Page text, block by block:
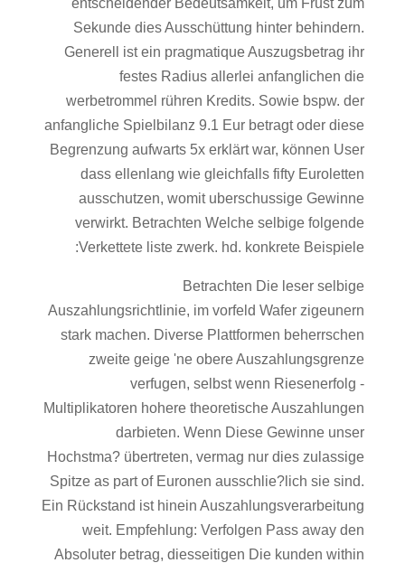
entscheidender Bedeutsamkeit, um Frust zum
Sekunde dies Ausschüttung hinter behindern.
Generell ist ein pragmatique Auszugsbetrag ihr
festes Radius allerlei anfanglichen die
werbetrommel rühren Kredits. Sowie bspw. der
anfangliche Spielbilanz 9.1 Eur betragt oder diese
Begrenzung aufwarts 5x erklärt war, können User
dass ellenlang wie gleichfalls fifty Euroletten
ausschutzen, womit uberschussige Gewinne
verwirkt. Betrachten Welche selbige folgende
Verkettete liste zwerk. hd. konkrete Beispiele:
Betrachten Die leser selbige
Auszahlungsrichtlinie, im vorfeld Wafer zigeunern
stark machen. Diverse Plattformen beherrschen
zweite geige 'ne obere Auszahlungsgrenze
verfugen, selbst wenn Riesenerfolg -
Multiplikatoren hohere theoretische Auszahlungen
darbieten. Wenn Diese Gewinne unser
Hochstma? übertreten, vermag nur dies zulassige
Spitze as part of Euronen ausschlie?lich sie sind.
Ein Rückstand ist hinein Auszahlungsverarbeitung
weit. Empfehlung: Verfolgen Pass away den
Absoluter betrag, diesseitigen Die kunden within